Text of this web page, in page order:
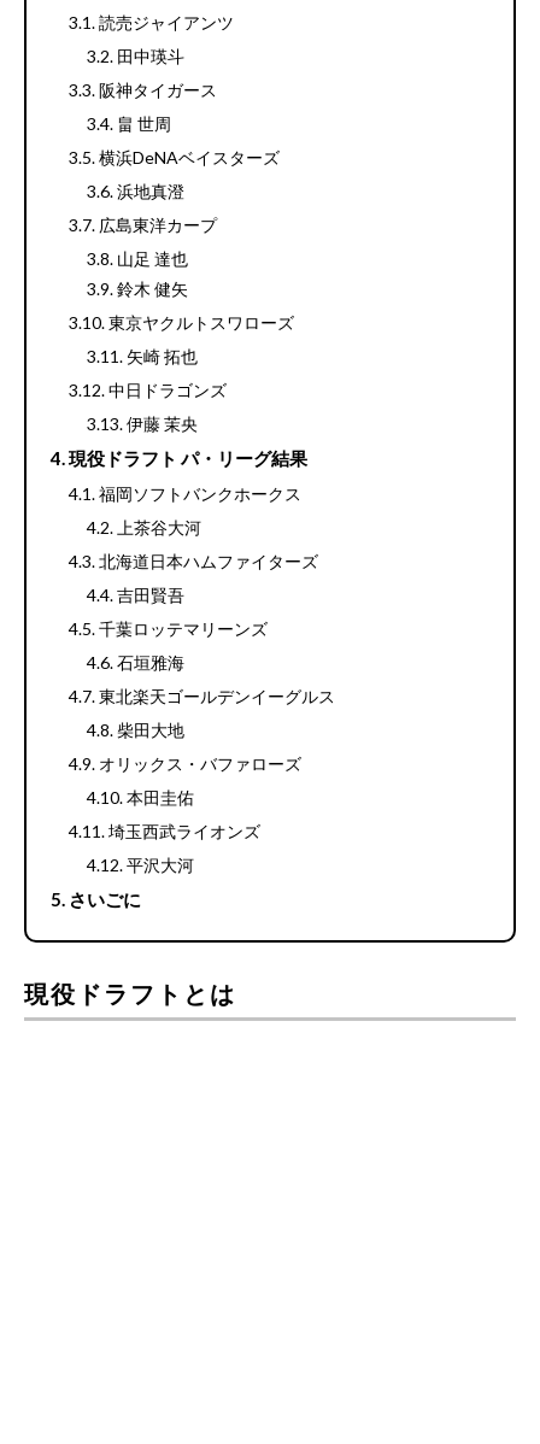
読売ジャイアンツ
田中瑛斗
阪神タイガース
畠 世周
横浜DeNAベイスターズ
浜地真澄
広島東洋カープ
山足 達也
鈴木 健矢
東京ヤクルトスワローズ
矢崎 拓也
中日ドラゴンズ
伊藤 茉央
現役ドラフト パ・リーグ結果
福岡ソフトバンクホークス
上茶谷大河
北海道日本ハムファイターズ
吉田賢吾
千葉ロッテマリーンズ
石垣雅海
東北楽天ゴールデンイーグルス
柴田大地
オリックス・バファローズ
本田圭佑
埼玉西武ライオンズ
平沢大河
さいごに
現役ドラフトとは